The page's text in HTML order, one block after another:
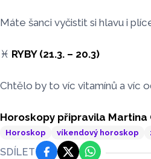
Máte šanci vyčistit si hlavu i
♓️ RYBY (21.3. – 20.3)
Chtělo by to víc vitamínů a víc
Horoskopy připravila
Horoskop víkendový horoskop
SDÍLET FacebookPlatforma X
WhatsApp